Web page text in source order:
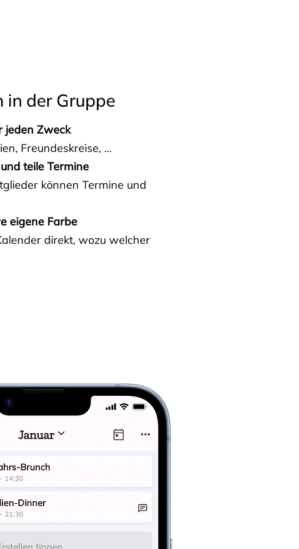
der Gruppe
jeden Zweck
Freundeskreise, ...
teile Termine
können Termine und
eigene Farbe
direkt, wozu welcher